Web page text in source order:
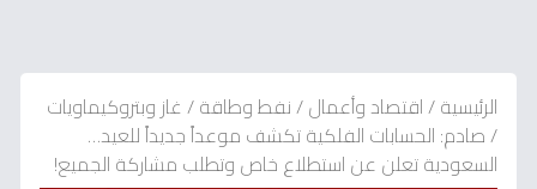
الرئيسية/اقتصاد وأعمال/نفط وطاقة/غاز وبتروكيماويات
/صادم: الحسابات الفلكية تكشف موعداً جديداً للعيد…
السعودية تعلن عن استطلاع خاص وتطلب مشاركة الجميع!